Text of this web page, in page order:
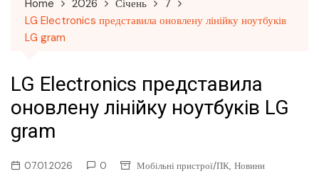
Home 2026 Січень
7
LG Electronics представила оновлену лінійку ноутбуків
LG gram
LG Electronics представила
оновлену лінійку ноутбуків LG
gram
07.01.2026 0 Мобільні пристрої/ПК, Новини